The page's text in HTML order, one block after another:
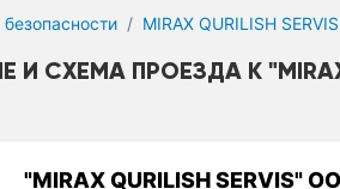
MIRAX QURILISH SERVIS
СХЕМА ПРОЕЗДА К "MIRAX
"MIRAX QURILISH